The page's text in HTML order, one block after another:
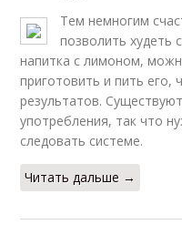
Тем немногим
позволить
напитка с лимоном,
приготовить и пить
результатов.
употребления, так что
следовать системе.
Читать дальше →